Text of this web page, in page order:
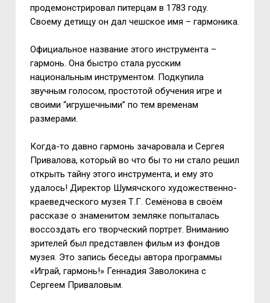
продемонстрировал питерцам в 1783 году.
Своему детищу он дал чешское имя – гармоника.
Официальное название этого инструмента –
гармонь. Она быстро стала русским
национальным инструментом. Подкупила
звучным голосом, простотой обучения игре и
своими “игрушечными” по тем временам
размерами.
Когда-то давно гармонь зачаровала и Сергея
Привалова, который во что бы то ни стало решил
открыть тайну этого инструмента, и ему это
удалось! Директор Шумячского художественно-
краеведческого музея Т.Г. Семёнова в своём
рассказе о знаменитом земляке попыталась
воссоздать его творческий портрет. Вниманию
зрителей был представлен фильм из фондов
музея. Это запись беседы автора программы
«Играй, гармонь!» Геннадия Заволокина с
Сергеем Приваловым.